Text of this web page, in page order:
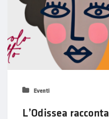
Eventi
L’Odissea